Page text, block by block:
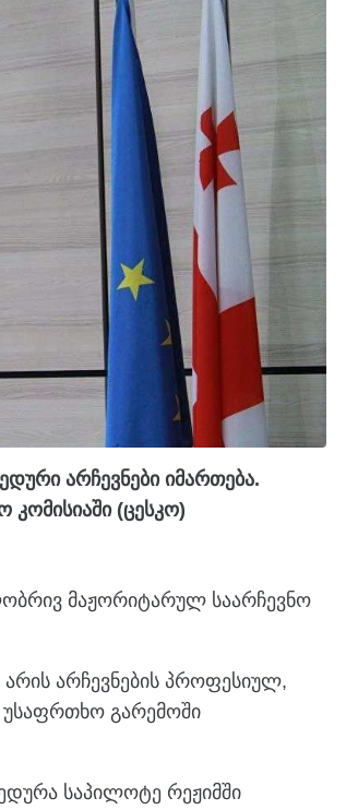
არჩევნები იმართება.
(ცესკო)
მაჟორიტარულ საარჩევნო
არჩევნების პროფესიულ,
გარემოში
საპილოტე რეჟიმში